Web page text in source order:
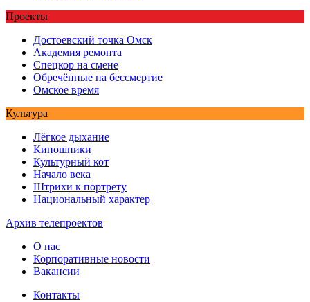
Проекты
Достоевский точка Омск
Академия ремонта
Спецкор на смене
Обречённые на бессмертие
Омское время
Культура
Лёгкое дыхание
Киношники
Культурный кот
Начало века
Штрихи к портрету
Национальный характер
Архив телепроектов
О нас
Корпоративные новости
Вакансии
Контакты